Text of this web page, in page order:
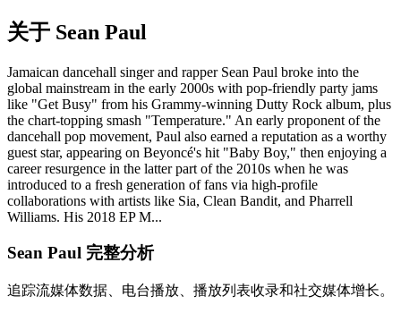
关于 Sean Paul
Jamaican dancehall singer and rapper Sean Paul broke into the
global mainstream in the early 2000s with pop-friendly party jams
like "Get Busy" from his Grammy-winning Dutty Rock album, plus
the chart-topping smash "Temperature." An early proponent of the
dancehall pop movement, Paul also earned a reputation as a worthy
guest star, appearing on Beyoncé's hit "Baby Boy," then enjoying a
career resurgence in the latter part of the 2010s when he was
introduced to a fresh generation of fans via high-profile
collaborations with artists like Sia, Clean Bandit, and Pharrell
Williams. His 2018 EP M...
Sean Paul 完整分析
追踪流媒体数据、电台播放、播放列表收录和社交媒体增长。